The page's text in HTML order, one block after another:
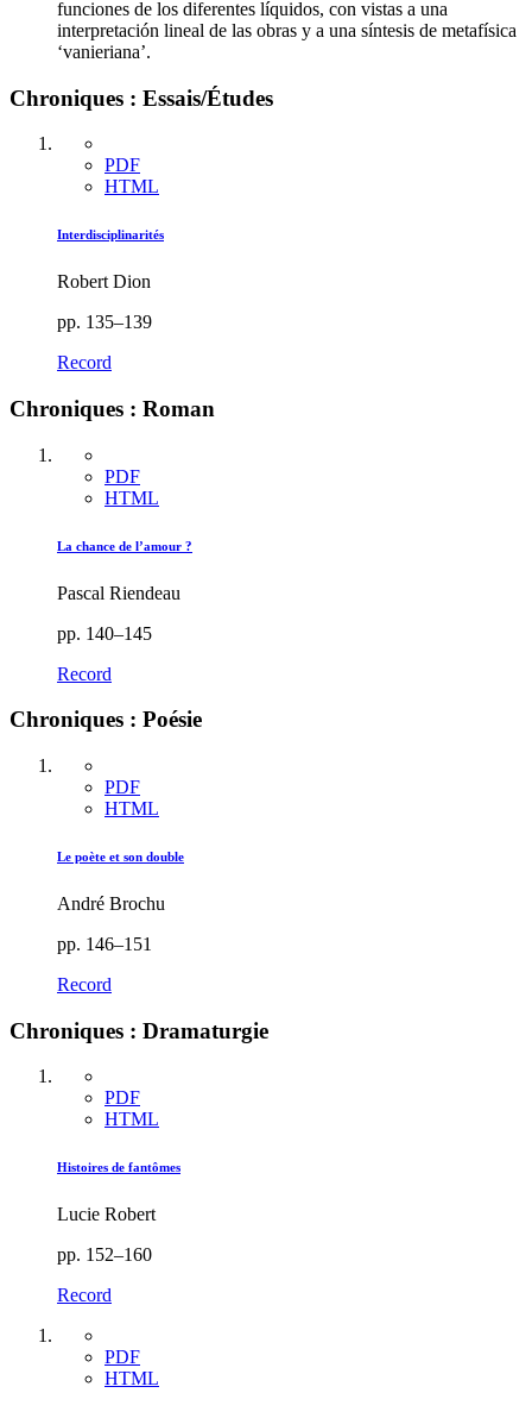
funciones de los diferentes líquidos, con vistas a una
interpretación lineal de las obras y a una síntesis de metafísica
‘vanieriana’.
Chroniques : Essais/Études
PDF
HTML
Interdisciplinarités
Robert Dion
pp. 135–139
Record
Chroniques : Roman
PDF
HTML
La chance de l’amour ?
Pascal Riendeau
pp. 140–145
Record
Chroniques : Poésie
PDF
HTML
Le poète et son double
André Brochu
pp. 146–151
Record
Chroniques : Dramaturgie
PDF
HTML
Histoires de fantômes
Lucie Robert
pp. 152–160
Record
PDF
HTML